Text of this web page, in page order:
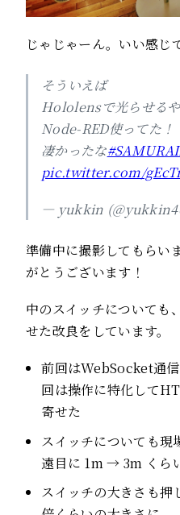
じゃじゃーん。いい感じで
そういえば
Hololensで光らせる
Node-RED使ってた！
凄かったな
pic.twitter.com/
— yukkin
準備中に撮影してもらい
がとうございます！
中のスイッチについても
せた改良をしています。
前回はWebSocket通
回は操作に特化して
寄せた
スイッチについても現
遠目に 1m → 3m くら
スイッチの大きさも押